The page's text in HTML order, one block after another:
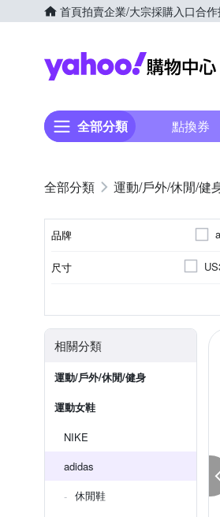
首頁拍賣企業/大宗採購入口合
全部分類 點換券
運動/戶外/休閒/健
品牌
尺寸
相關分類
運動/戶外/休閒/健身
運動女鞋
NIKE
adidas
休閒鞋